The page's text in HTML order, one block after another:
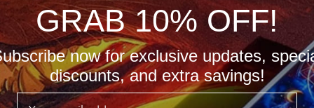
GRAB 10% OFF!
now for exclusive updates,
discounts, and extra savings!
Email